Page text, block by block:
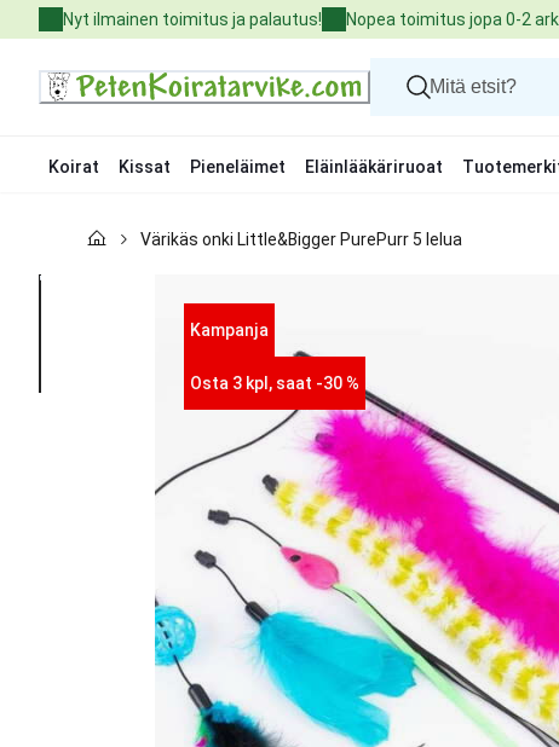
to
Nyt ilmainen toimitus ja palautus! Nopea toimitus jopa 0-2
Koirat Kissat Pieneläimet Eläinlääkäriruoat
Kissat
Värikäs onki Little&Bigger PurePurr 5 lelua
Kampanja
Osta 3 kpl, saat -30 %